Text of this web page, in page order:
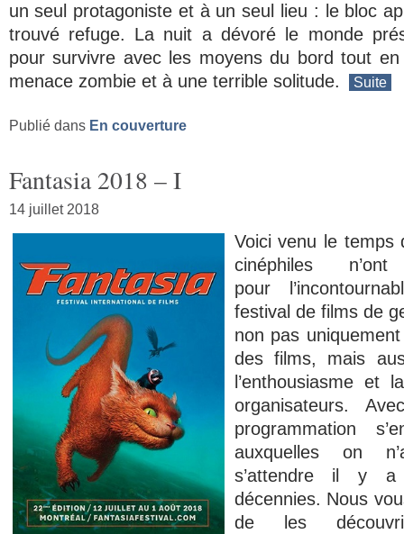
un seul protagoniste et à un seul lieu : le bloc
trouvé refuge. La nuit a dévoré le monde
pour survivre avec les moyens du bord tout
menace zombie et à une terrible solitude.
Suite
Publié dans En couverture
Fantasia 2018 – I
14 juillet 2018
Voici venu le temps
cinéphiles
pour
festival de films de
non pas
des films, mais
l’enthousiasme et
organisateurs.
programmation
auxquelles on
s’attendre il y
décennies. Nous
de les